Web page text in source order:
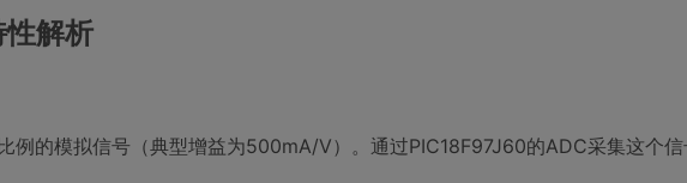
解析
例的模拟信号（典型增益为500mA/V）。通过PIC18F97J60的ADC采集这个